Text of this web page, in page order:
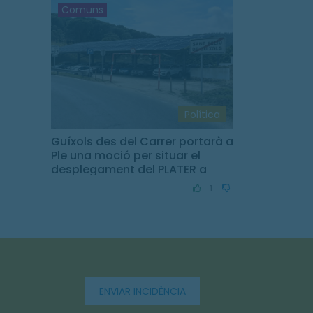
Comuns
Política
Guíxols des del Carrer portarà a
Ple una moció per situar el
desplegament del PLATER a
ENVIAR INCIDÈNCIA